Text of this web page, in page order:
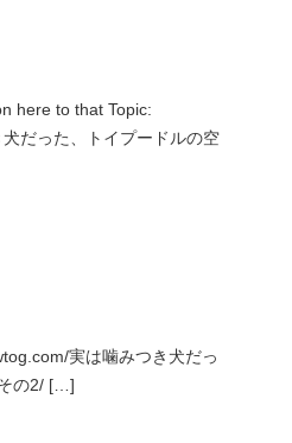
here to that Topic:
だった、トイプードルの空
実は噛みつき犬だっ
の2/ […]